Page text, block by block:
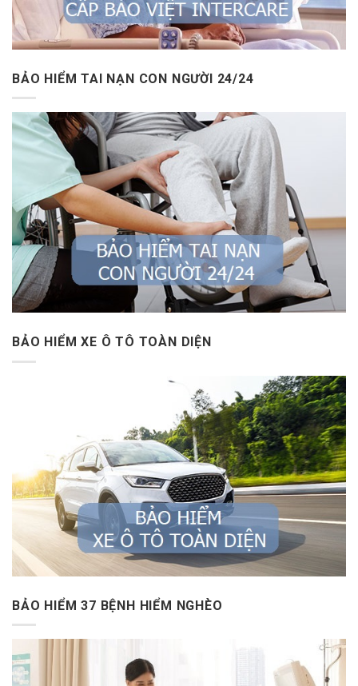
BẢO HIỂM TAI NẠN CON NGƯỜI 24/24
BẢO HIỂM XE Ô TÔ TOÀN DIỆN
BẢO HIỂM 37 BỆNH HIỂM NGHÈO